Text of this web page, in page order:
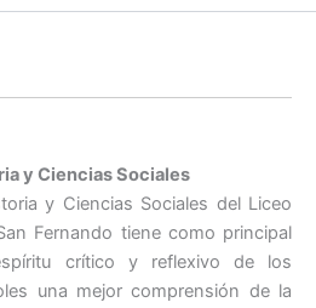
y Ciencias Sociales
y Ciencias Sociales del Liceo
Fernando tiene como principal
crítico y reflexivo de los
una mejor comprensión de la